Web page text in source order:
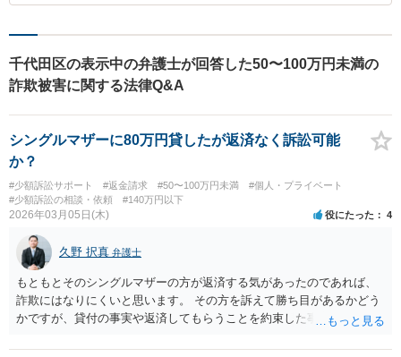
千代田区の表示中の弁護士が回答した50〜100万円未満の
詐欺被害に関する法律Q&A
シングルマザーに80万円貸したが返済なく訴訟可能
か？
#少額訴訟サポート #返金請求 #50〜100万円未満
#個人・プライベート
#少額訴訟の相談・依頼
#140万円以下
2026年03月05日(木) 役にたった 4
久野 択真 弁護士
もともとそのシングルマザーの方が返済する気があったのであれば、
詐欺にはなりにくいと思います。 その方を訴えて勝ち目があるかどう
かですが、貸付の事実や返済してもらうことを約束した事実などを、
いのであれば、それ以外にどのような証拠があるのかによって勝ち目